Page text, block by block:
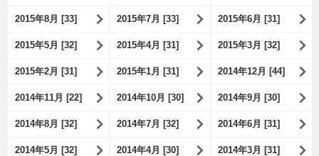
2015年8月 [33] 2015年7月 [33] 2015年6月 [31]
2015年5月 [32] 2015年4月 [31] 2015年3月 [32]
2015年2月 [31] 2015年1月 [31] 2014年12月 [44]
2014年11月 [22] 2014年10月 [30] 2014年9月 [30]
2014年8月 [32] 2014年7月 [32] 2014年6月 [31]
2014年5月 [32] 2014年4月 [30] 2014年3月 [31]